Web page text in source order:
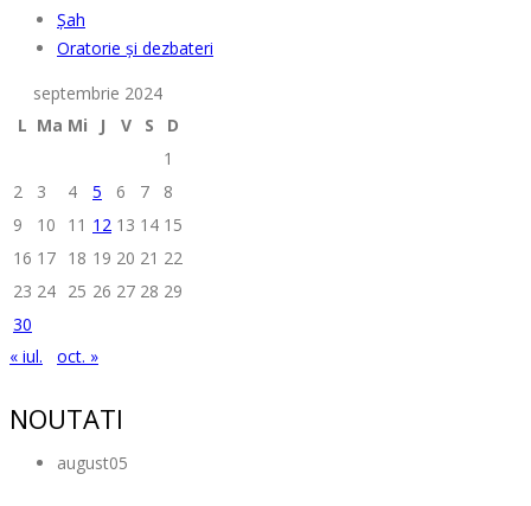
Șah
Oratorie și dezbateri
septembrie 2024
L Ma Mi J V S
D
1
2
3 4 5 6 7
8
9
10 11 12 13 14 15
16 17 18 19 20 21 22
23 24 25 26 27 28 29
30
« iul.
oct. »
NOUTATI
august05